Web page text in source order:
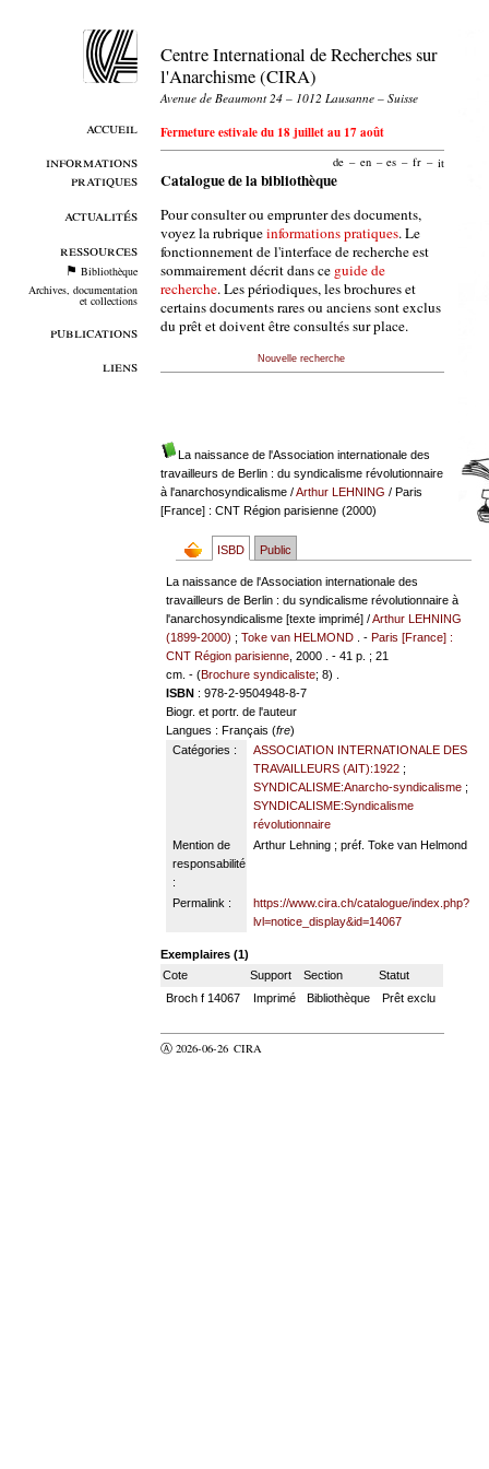
accueil
informations
pratiques
actualités
ressources
Bibliothèque
Archives, documentation
et collections
publications
liens
Centre International de Recherches sur
l'Anarchisme (CIRA)
Avenue de Beaumont 24 – 1012 Lausanne – Suisse
Fermeture estivale du 18 juillet au 17 août
de – en – es – fr – it
Catalogue de la bibliothèque
Pour consulter ou emprunter des documents,
voyez la rubriqueinformations pratiques. Le
fonctionnement de l'interface de recherche est
sommairement décrit dans ce guide de
recherche. Les périodiques, les brochures et
certains documents rares ou anciens sont exclus
du prêt et doivent être consultés sur place.
Nouvelle recherche
La naissance de l'Association internationale des
travailleurs de Berlin : du syndicalisme révolutionnaire
à l'anarchosyndicalisme/Arthur LEHNING / Paris
[France] : CNT Région parisienne (2000)
ISBD Public
La naissance de l'Association internationale des
travailleurs de Berlin : du syndicalisme révolutionnaire à
l'anarchosyndicalisme [texte imprimé] /Arthur LEHNING
(1899-2000) ;Toke van HELMOND . -Paris [France] :
CNT Région parisienne , 2000 . - 41 p. ; 21
cm. - (Brochure syndicaliste; 8) .
ISBN : 978-2-9504948-8-7
Biogr. et portr. de l'auteur
Langues : Français (fre)
Catégories :
ASSOCIATION INTERNATIONALE DES
TRAVAILLEURS (AIT):1922;
SYNDICALISME:Anarcho-syndicalisme;
SYNDICALISME:Syndicalisme
révolutionnaire
Mention de
responsabilité
:
Arthur Lehning ; préf. Toke van Helmond
Permalink :
https://www.cira.ch/catalogue/index.php?
lvl=notice_display&id=14067
Exemplaires (1)
Cote
Support Section
Statut
Broch f 14067
Imprimé Bibliothèque Prêt exclu
Ⓐ 2026-06-26 CIRA